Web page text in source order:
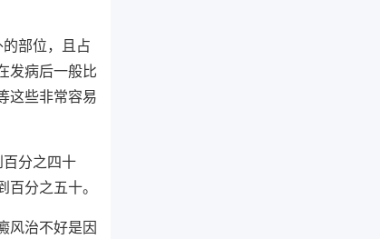
部位，且占
发病后一般比
这些非常容易
分之四十
分之五十。
风治不好是因